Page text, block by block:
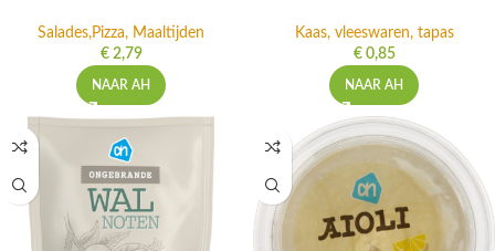
Salades,Pizza, Maaltijden
€2,79
NAAR AH
Kaas, vleeswaren, tapas
€0,85
NAAR AH